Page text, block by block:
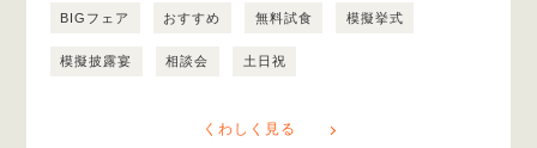
BIGフェア おすすめ 無料試食 模擬挙式
模擬披露宴 相談会 土日祝
くわしく見る